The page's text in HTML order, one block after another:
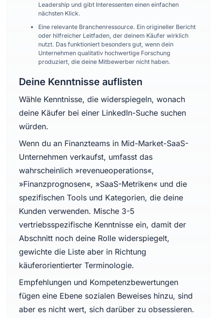
Leadership und gibt Interessenten einen einfachen
nächsten Klick.
Eine relevante Branchenressource. Ein origineller Bericht
oder hilfreicher Leitfaden, der deinem Käufer wirklich
nutzt. Das funktioniert besonders gut, wenn dein
Unternehmen qualitativ hochwertige Forschung
produziert, die deine Mitbewerber nicht haben.
Deine Kenntnisse auflisten
Wähle Kenntnisse, die widerspiegeln, wonach
deine Käufer bei einer LinkedIn-Suche suchen
würden.
Wenn du an Finanzteams in Mid-Market-SaaS-
Unternehmen verkaufst, umfasst das
wahrscheinlich »revenueoperations«,
»Finanzprognosen«, »SaaS-Metriken« und die
spezifischen Tools und Kategorien, die deine
Kunden verwenden. Mische 3-5
vertriebsspezifische Kenntnisse ein, damit der
Abschnitt noch deine Rolle widerspiegelt,
gewichte die Liste aber in Richtung
käuferorientierter Terminologie.
Empfehlungen und Kompetenzbewertungen
fügen eine Ebene sozialen Beweises hinzu, sind
aber es nicht wert, sich darüber zu obsessieren.